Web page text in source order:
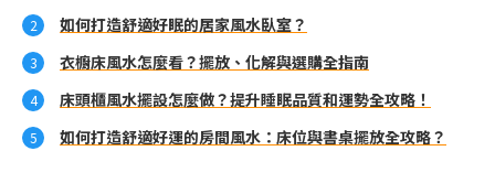
如何打造舒適好眠的居家風水臥室？
衣櫥床風水怎麼看？擺放、化解與選購全指南
床頭櫃風水擺設怎麼做？提升睡眠品質和運勢全攻略！
如何打造舒適好運的房間風水：床位與書桌擺放全攻略？